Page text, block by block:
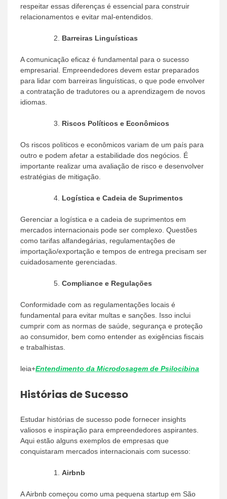
respeitar essas diferenças é essencial para construir
relacionamentos e evitar mal-entendidos.
Barreiras Linguísticas
A comunicação eficaz é fundamental para o sucesso
empresarial. Empreendedores devem estar preparados
para lidar com barreiras linguísticas, o que pode envolver
a contratação de tradutores ou a aprendizagem de novos
idiomas.
Riscos Políticos e Econômicos
Os riscos políticos e econômicos variam de um país para
outro e podem afetar a estabilidade dos negócios. É
importante realizar uma avaliação de risco e desenvolver
estratégias de mitigação.
Logística e Cadeia de Suprimentos
Gerenciar a logística e a cadeia de suprimentos em
mercados internacionais pode ser complexo. Questões
como tarifas alfandegárias, regulamentações de
importação/exportação e tempos de entrega precisam ser
cuidadosamente gerenciadas.
Compliance e Regulações
Conformidade com as regulamentações locais é
fundamental para evitar multas e sanções. Isso inclui
cumprir com as normas de saúde, segurança e proteção
ao consumidor, bem como entender as exigências fiscais
e trabalhistas.
leia+Entendimento da Microdosagem de Psilocibina
Histórias de Sucesso
Estudar histórias de sucesso pode fornecer insights
valiosos e inspiração para empreendedores aspirantes.
Aqui estão alguns exemplos de empresas que
conquistaram mercados internacionais com sucesso:
Airbnb
A Airbnb começou como uma pequena startup em São